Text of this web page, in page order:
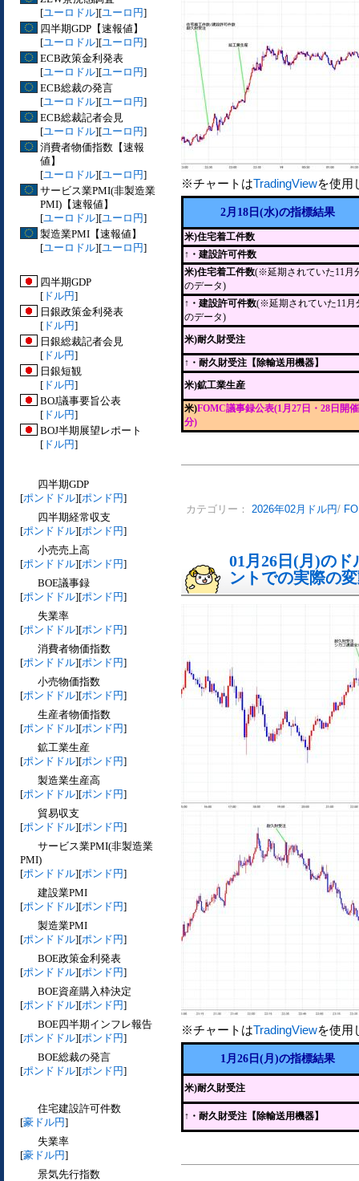
[ユーロドル][ユーロ円]
四半期GDP【速報値】
[ユーロドル][ユーロ円]
ECB政策金利発表
[ユーロドル][ユーロ円]
ECB総裁の発言
[ユーロドル][ユーロ円]
ECB総裁記者会見
[ユーロドル][ユーロ円]
消費者物価指数【速報
値】
[ユーロドル][ユーロ円]
サービス業PMI(非製造業
PMI)【速報値】
[ユーロドル][ユーロ円]
製造業PMI【速報値】
[ユーロドル][ユーロ円]
四半期GDP
[ ドル円]
日銀政策金利発表
[ ドル円]
日銀総裁記者会見
[ ドル円]
日銀短観
[ ドル円]
BOJ議事要旨公表
[ ドル円]
BOJ半期展望レポート
[ ドル円]
四半期GDP
[ポンドドル][ポンド円]
四半期経常収支
[ポンドドル][ポンド円]
小売売上高
[ポンドドル][ポンド円]
BOE議事録
[ポンドドル][ポンド円]
失業率
[ポンドドル][ポンド円]
消費者物価指数
[ポンドドル][ポンド円]
小売物価指数
[ポンドドル][ポンド円]
生産者物価指数
[ポンドドル][ポンド円]
鉱工業生産
[ポンドドル][ポンド円]
製造業生産高
[ポンドドル][ポンド円]
貿易収支
[ポンドドル][ポンド円]
サービス業PMI(非製造業
PMI)
[ポンドドル][ポンド円]
建設業PMI
[ポンドドル][ポンド円]
製造業PMI
[ポンドドル][ポンド円]
BOE政策金利発表
[ポンドドル][ポンド円]
BOE資産購入枠決定
[ポンドドル][ポンド円]
BOE四半期インフレ報告
[ポンドドル][ポンド円]
BOE総裁の発言
[ポンドドル][ポンド円]
住宅建設許可件数
[豪ドル円]
失業率
[豪ドル円]
景気先行指数
※チャートはTradingViewを使用
2月18日(水)の指標結果
米)住宅着工件数
↑・建設許可件数
米)住宅着工件数(※延期されていた11月
のデータ)
↑・建設許可件数(※延期されていた11月
のデータ)
米)耐久財受注
↑ ・耐久財受注【除輸送用機器】
米)鉱工業生産
米)FOMC議事録公表(1月27日・28日開催
分)
カテゴリー： 2026年02月ドル円/
01月26日(月)の
ントでの実際の
※チャートはTradingViewを使用
1月26日(月)の指標結果
米)耐久財受注
↑ ・耐久財受注【除輸送用機器】